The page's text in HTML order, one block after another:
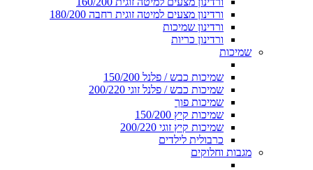
ורדינון מצעים למיטה זוגית רחבה 180/200
ורדינון שמיכות
ורדינון כריות
שמיכות
שמיכות כבש / פלנל 150/200
שמיכות כבש / פלנל זוגי 200/220
שמיכות פוך
שמיכות קיץ 150/200
שמיכות קיץ זוגי 200/220
כרבולית לילדים
מגבות וחלוקים